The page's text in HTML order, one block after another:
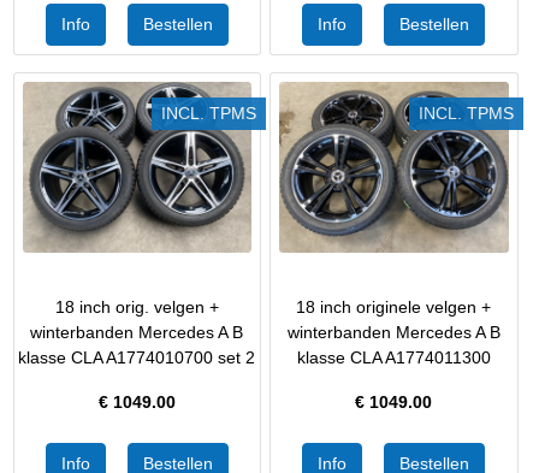
INCL. TPMS
18 inch orig. velgen +
winterbanden Mercedes A B
klasse CLA A1774010700 set 2
€ 1049.00
INCL. TPMS
18 inch originele velgen +
winterbanden Mercedes A B
klasse CLA A1774011300
€1049.00